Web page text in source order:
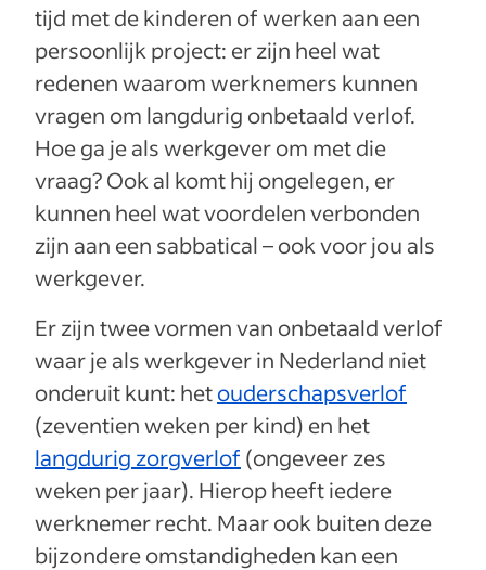
tijd met de kinderen of werken aan een
persoonlijk project: er zijn heel wat
redenen waarom werknemers kunnen
vragen om langdurig onbetaald verlof.
Hoe ga je als werkgever om met die
vraag? Ook al komt hij ongelegen, er
kunnen heel wat voordelen verbonden
zijn aan een sabbatical – ook voor jou als
werkgever.
Er zijn twee vormen van onbetaald verlof
waar je als werkgever in Nederland niet
onderuit kunt: hetouderschapsverlof
(zeventien weken per kind) en het
langdurig zorgverlof (ongeveer zes
weken per jaar). Hierop heeft iedere
werknemer recht. Maar ook buiten deze
bijzondere omstandigheden kan een